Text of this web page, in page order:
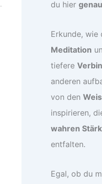
du hier
Erkunde, wie
Meditation
tiefere
anderen
von den
inspirieren,
wahren
entfalten.
Egal, ob du